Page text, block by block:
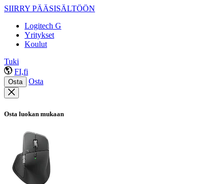
SIIRRY PÄÄSISÄLTÖÖN
Logitech G
Yritykset
Koulut
Tuki
FI,fi
Osta Osta
Osta luokan mukaan